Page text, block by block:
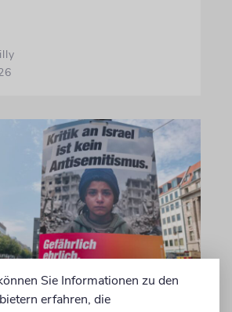
Sie Informationen zu den
erfahren, die